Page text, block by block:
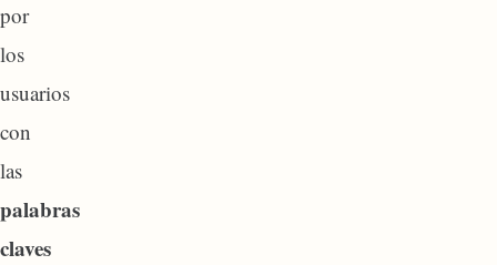
por
los
usuarios
con
las
palabras
claves